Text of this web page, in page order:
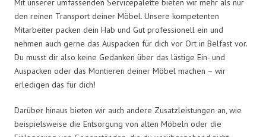
Mit unserer umfassenden Servicepalette bieten wir mehr als nur
den reinen Transport deiner Möbel. Unsere kompetenten
Mitarbeiter packen dein Hab und Gut professionell ein und
nehmen auch gerne das Auspacken für dich vor Ort in Belfast vor.
Du musst dir also keine Gedanken über das lästige Ein- und
Auspacken oder das Montieren deiner Möbel machen – wir
erledigen das für dich!
Darüber hinaus bieten wir auch andere Zusatzleistungen an, wie
beispielsweise die Entsorgung von alten Möbeln oder die